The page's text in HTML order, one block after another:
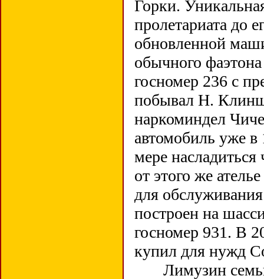
Горки.
пролетариата до
обновленной
обычного
госномер 236 с
побывал Н.
наркоминдел
автомобиль уже в
мере
от этого же
для
построен на
госномер 931. В
купил для нужд
Лимузин семьи